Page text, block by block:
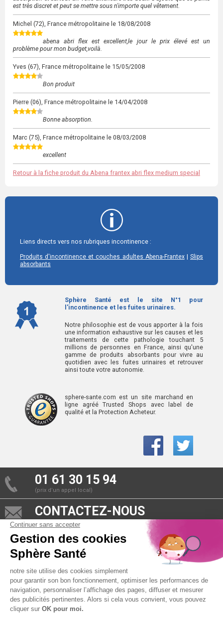
est très discret et peut se mettre sous n'importe quel vêtement.
Michel (72), France métropolitaine le 18/08/2008
abena abri flex est excellent,le jour le prix élevé est un
problème pour mon budget,voilà.
Yves (67), France métropolitaine le 15/05/2008
Bon produit
Pierre (06), France métropolitaine le 14/04/2008
Bonne absorption.
Marc (75), France métropolitaine le 08/03/2008
excellent
Retour à la fiche produit du Abena frantex abri flex medium special
Liens directs vers nos rubriques incontinence :
Produits d'incontinence et couches adultes Abena-Frantex|Slips
absorbants
Sphère Santé est le site N°1 pour
l'incontinence et les fuites urinaires.
Notre philosophie est de vous apporter à la fois
une information exhaustive sur les causes et les
traitements de cette pathologie touchant 5
millions de personnes en France, ainsi qu'une
gamme de produits absorbants pour vivre au
quotidien avec les fuites urinaires et retrouver
ainsi toute votre autonomie.
sphere-sante.com est un site marchand en
ligne agréé Trusted Shops avec label de
qualité et la Protection Acheteur.
01 61 30 15 94
(prix d’un appel local)
CONTACTEZ-NOUS